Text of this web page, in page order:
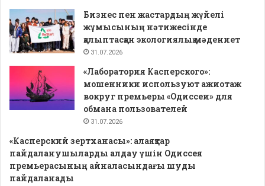
Бизнес пен жастардың жүйелі
жұмысының нәтижесінде
қалыптасқан экологиялық мәдениет
31.07.2026
«Лаборатория Касперского»:
мошенники используют ажиотаж
вокруг премьеры «Одиссеи» для
обмана пользователей
31.07.2026
«Касперский зертханасы»: алаяқтар
пайдаланушыларды алдау үшін Одиссея
премьерасының айналасындағы шуды
пайдаланады